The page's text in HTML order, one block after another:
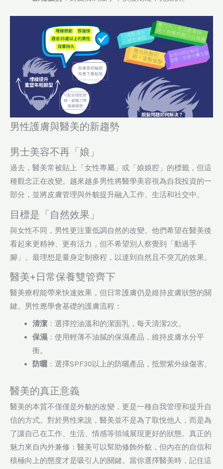
男性護膚與醫美的新趨勢
男士美容不再「娘」
過去，醫美常被貼上「女性專屬」或「娘娘腔」的標籤，但這
種觀念正在改變。越來越多男性將醫學美容視為自我投資的一
部分，並將皮膚管理與外貌提升融入工作、生活和社交中。
目標是「自然效果」
與女性不同，男性更注重低調自然的改變。他們希望在醫美後
看起來更精神、更有活力，但不希望別人察覺到「動過手
腳」。最理想是量身定制療程，以達到自然且不突兀的效果。
醫美+日常保養雙管齊下
醫美療程能帶來快速效果，但日常護膚仍是維持皮膚狀態的關
鍵。男性應學會基礎的護膚流程：
清潔 ：選擇控油溫和的潔面乳，每天清潔2次。
保濕 ：使用輕薄不油膩的保濕產品，維持皮膚水分平
衡。
防曬：選擇SPF30以上的防曬產品，抵禦紫外線傷害。
醫美的真正意義
醫美的本質不僅僅是外貌的改變，更是一種自我管理和提升自
信的方式。對於男性來說，醫美並不是為了取悅他人，而是為
了讓自己在工作、生活、情感等領域展現更好的狀態。真正的
魅力來自內外兼修：醫美可以幫助修飾外貌，但內在的自信和
積極向上的態度才是吸引人的關鍵。當你選擇醫美時，記住這